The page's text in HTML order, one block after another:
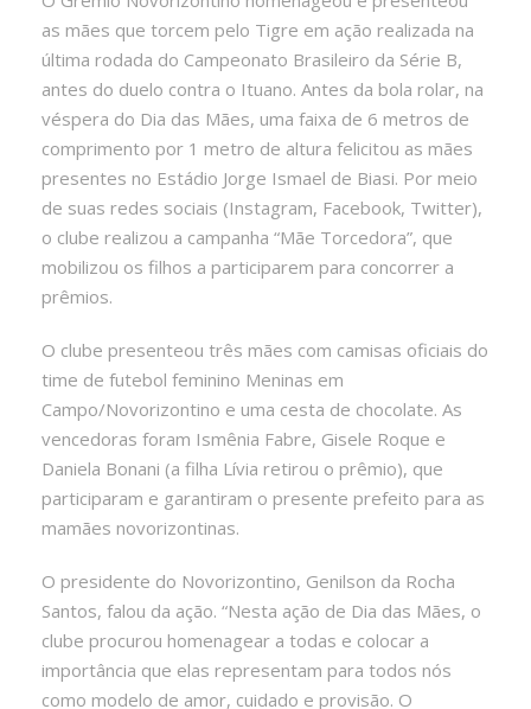
as mães que torcem pelo Tigre em ação realizada na
última rodada do Campeonato Brasileiro da Série B,
antes do duelo contra o Ituano. Antes da bola rolar, na
véspera do Dia das Mães, uma faixa de 6 metros de
comprimento por 1 metro de altura felicitou as mães
presentes no Estádio Jorge Ismael de Biasi. Por meio
de suas redes sociais (Instagram, Facebook, Twitter),
o clube realizou a campanha “Mãe Torcedora”, que
mobilizou os filhos a participarem para concorrer a
prêmios.
O clube presenteou três mães com camisas oficiais do
time de futebol feminino Meninas em
Campo/Novorizontino e uma cesta de chocolate. As
vencedoras foram Ismênia Fabre, Gisele Roque e
Daniela Bonani (a filha Lívia retirou o prêmio), que
participaram e garantiram o presente prefeito para as
mamães novorizontinas.
O presidente do Novorizontino, Genilson da Rocha
Santos, falou da ação. “Nesta ação de Dia das Mães, o
clube procurou homenagear a todas e colocar a
importância que elas representam para todos nós
como modelo de amor, cuidado e provisão. O